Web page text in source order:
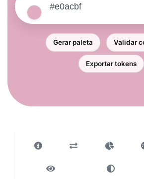
Gerar paleta Validar
Exportar tokens